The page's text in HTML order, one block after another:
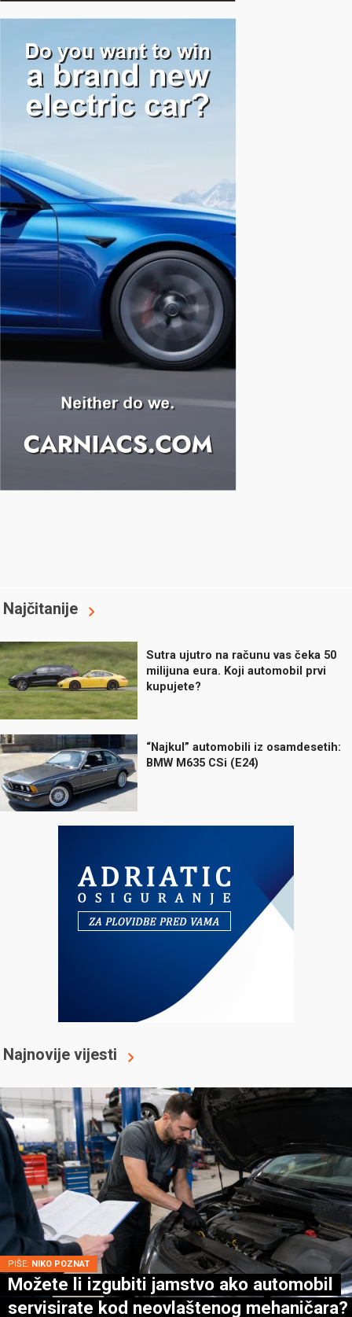
Najčitanije
Sutra ujutro na računu vas čeka 50
milijuna eura. Koji automobil prvi
kupujete?
“Najkul” automobili iz osamdesetih:
BMW M635 CSi (E24)
Najnovije vijesti
PIŠE: NIKO POZNAT
Možete li izgubiti jamstvo ako automobil
servisirate kod neovlaštenog mehaničara?